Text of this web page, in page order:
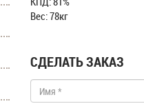
Вес: 78кг
СДЕЛАТЬ ЗАКАЗ